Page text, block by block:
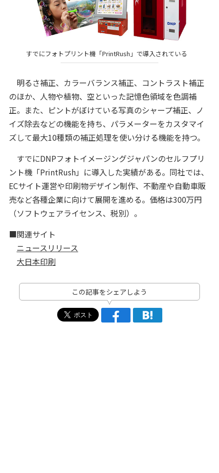
すでにフォトプリント機「PrintRush」で導入されている
明るさ補正、カラーバランス補正、コントラスト補正
のほか、人物や植物、空といった記憶色領域を色調補
正。また、ピントがぼけている写真のシャープ補正、ノ
イズ除去などの機能を持ち、パラメーターをカスタマイ
ズして最大10種類の補正処理を使い分ける機能を持つ。
すでにDNPフォトイメージングジャパンのセルフプリ
ント機「PrintRush」に導入した実績がある。同社では、
ECサイト運営や印刷物デザイン制作、不動産や自動車販
売など各種企業に向けて展開を進める。価格は300万円
（ソフトウェアライセンス、税別）。
■関連サイト
ニュースリリース
大日本印刷
この記事をシェアしよう